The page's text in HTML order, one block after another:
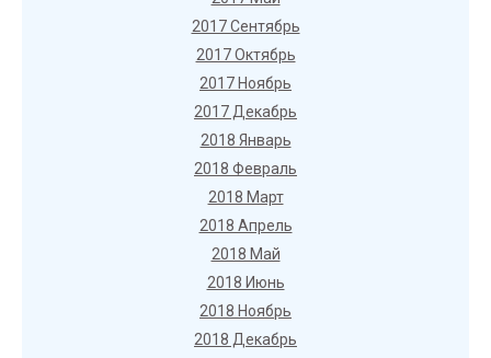
2017 Сентябрь
2017 Октябрь
2017 Ноябрь
2017 Декабрь
2018 Январь
2018 Февраль
2018 Март
2018 Апрель
2018 Май
2018 Июнь
2018 Ноябрь
2018 Декабрь